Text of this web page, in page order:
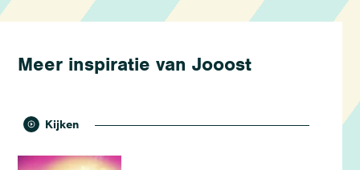
Meer inspiratie van Jooost
Kijken